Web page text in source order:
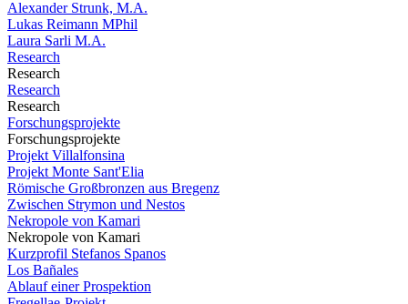
Alexander Strunk, M.A.
Lukas Reimann MPhil
Laura Sarli M.A.
Research
Research
Research
Research
Forschungsprojekte
Forschungsprojekte
Projekt Villalfonsina
Projekt Monte Sant'Elia
Römische Großbronzen aus Bregenz
Zwischen Strymon und Nestos
Nekropole von Kamari
Nekropole von Kamari
Kurzprofil Stefanos Spanos
Los Bañales
Ablauf einer Prospektion